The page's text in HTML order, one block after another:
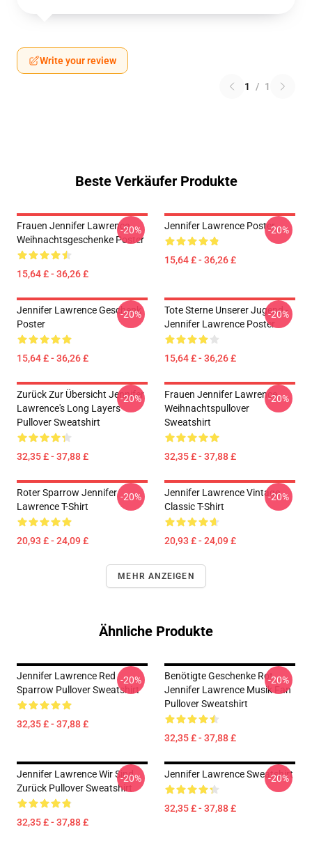
Write your review
1 / 1
Beste Verkäufer Produkte
Frauen Jennifer Lawrence
Weihnachtsgeschenke Poster
15,64 £ - 36,26 £
-20% Jennifer Lawrence Poster
15,64 £ - 36,26 £
-20%
Jennifer Lawrence Geschenk
Poster
15,64 £ - 36,26 £
-20%
Tote Sterne Unserer Jugend -
Jennifer Lawrence Poster
15,64 £ - 36,26 £
-20%
Zurück Zur Übersicht Jennifer
Lawrence's Long Layers
Pullover Sweatshirt
32,35 £ - 37,88 £
-20%
Frauen Jennifer Lawrence
Weihnachtspullover
Sweatshirt
32,35 £ - 37,88 £
-20%
Roter Sparrow Jennifer
Lawrence T-Shirt
20,93 £ - 24,09 £
-20%
Jennifer Lawrence Vintage
Classic T-Shirt
20,93 £ - 24,09 £
-20%
MEHR ANZEIGEN
Ähnliche Produkte
Jennifer Lawrence Red
Sparrow Pullover Sweatshirt
32,35 £ - 37,88 £
-20%
Benötigte Geschenke Rot
Jennifer Lawrence Musik Fan
Pullover Sweatshirt
32,35 £ - 37,88 £
-20%
Jennifer Lawrence Wir Sind
Zurück Pullover Sweatshirt
32,35 £ - 37,88 £
-20% Jennifer Lawrence Sweatshirt
32,35 £ - 37,88 £
-20%